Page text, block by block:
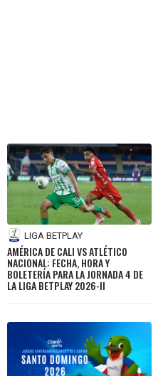
LIGA BETPLAY
AMÉRICA DE CALI VS ATLÉTICO
NACIONAL: FECHA, HORA Y
BOLETERÍA PARA LA JORNADA 4 DE
LA LIGA BETPLAY 2026-II